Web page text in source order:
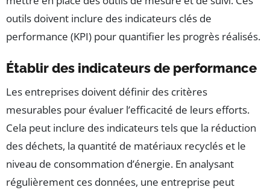
outils doivent inclure des indicateurs clés de
performance (KPI) pour quantifier les progrès réalisés.
Établir des indicateurs de performance
Les entreprises doivent définir des critères
mesurables pour évaluer l’efficacité de leurs efforts.
Cela peut inclure des indicateurs tels que la réduction
des déchets, la quantité de matériaux recyclés et le
niveau de consommation d’énergie. En analysant
régulièrement ces données, une entreprise peut